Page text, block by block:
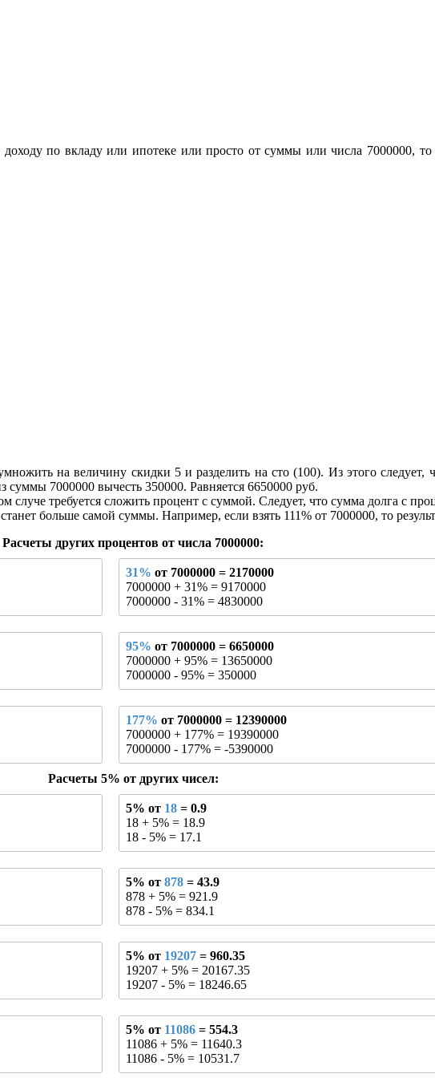
по вкладу или ипотеке или просто от суммы или числа 7000000,
на величину скидки 5 и разделить на сто (100). Из этого следует,
суммы 7000000 вычесть 350000. Равняется 6650000 руб.
случе требуется сложить процент с суммой. Следует, что сумма долга с
больше самой суммы. Например, если взять 111% от 7000000, то
Расчеты других процентов от числа 7000000:
31% от 7000000 = 2170000
7000000 + 31% = 9170000
7000000 - 31% = 4830000
95% от 7000000 = 6650000
7000000 + 95% = 13650000
7000000 - 95% = 350000
177% от 7000000 = 12390000
7000000 + 177% = 19390000
7000000 - 177% = -5390000
Расчеты 5% от других чисел:
5% от 18= 0.9
18 + 5% = 18.9
18 - 5% = 17.1
5% от 878= 43.9
878 + 5% = 921.9
878 - 5% = 834.1
5% от 19207= 960.35
19207 + 5% = 20167.35
19207 - 5% = 18246.65
5% от 11086= 554.3
11086 + 5% = 11640.3
11086 - 5% = 10531.7